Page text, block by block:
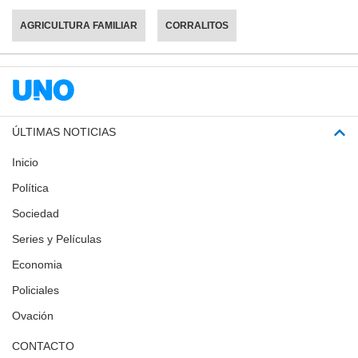
AGRICULTURA FAMILIAR CORRALITOS
ÚLTIMAS NOTICIAS
Inicio
Política
Sociedad
Series y Películas
Economia
Policiales
Ovación
CONTACTO